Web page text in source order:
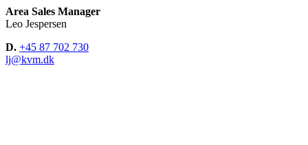
Area Sales Manager
Leo Jespersen
D. +45 87 702 730
lj@kvm.dk